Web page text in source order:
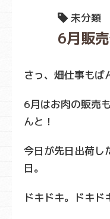
未分類
6月販
さっ、畑仕事もば
6月はお肉の販売
んと！
今日が先日出荷し
日。
ドキドキ。ドキド